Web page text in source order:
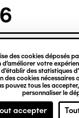
des cookies déposés
d’améliorer votre
d’établir des statistiques
des cookies
pouvez tous les
personnaliser le
accepter
: Nicolas
d’art